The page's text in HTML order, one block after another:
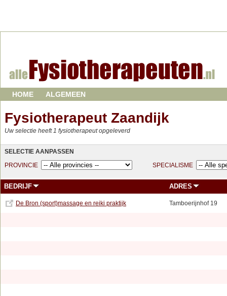
HOME ALGEMEEN
Fysiotherapeut Zaandijk
Uw selectie heeft 1 fysiotherapeut opgeleverd
SELECTIE AANPASSEN
PROVINCIE
SPECIALISME
BEDRIJF ADRES
De Bron (sport)massage en reiki praktijk Tamboerijnhof 19